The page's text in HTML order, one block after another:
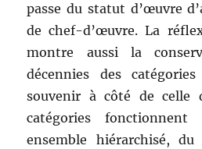
passe du statut d’œuvre
de chef-d’œuvre. La
montre aussi la
décennies des
souvenir à côté de celle
catégories
ensemble hiérarchisé,